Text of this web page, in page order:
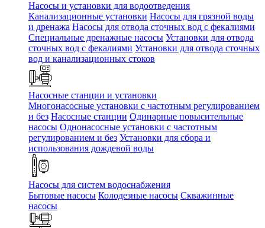
Насосы и установки для водоотведения
Канализационные установки Насосы для грязной воды
и дренажа Насосы для отвода сточных вод c фекалиями
Специальные дренажные насосы Установки для отвода
сточных вод c фекалиями Установки для отвода сточных
вод и канализационных стоков
Насосные станции и установки
Многонасосные установки с частотным регулированием
и без Насосные станции Одинарные повысительные
насосы Однонасосные установки с частотным
регулированием и без Установки для сбора и
использования дождевой воды
Насосы для систем водоснабжения
Бытовые насосы Колодезные насосы Скважинные
насосы